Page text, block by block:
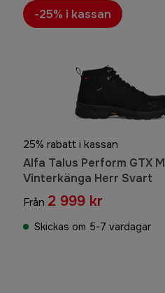
25% rabatt i kassan
Alfa Talus Perform GTX M
Vinterkänga Herr Svart
Från 2 999 kr
Skickas om 5-7 vardagar
-25% i kassan